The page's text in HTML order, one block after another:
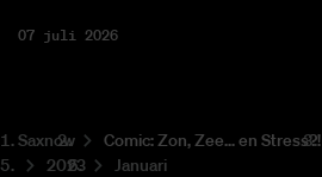
07 juli 2026
Saxnow Co­mic: Zon, Zee... en Stress?!
2023
Januari